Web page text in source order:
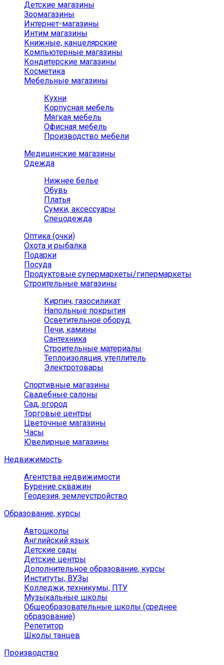
Детские магазины
Зоомагазины
Интернет-магазины
Интим магазины
Книжные, канцелярские
Компьютерные магазины
Кондитерские магазины
Косметика
Мебельные магазины
Кухни
Корпусная мебель
Мягкая мебель
Офисная мебель
Производство мебели
Медицинские магазины
Одежда
Нижнее белье
Обувь
Платья
Сумки, аксессуары
Спецодежда
Оптика (очки)
Охота и рыбалка
Подарки
Посуда
Продуктовые супермаркеты/гипермаркеты
Строительные магазины
Кирпич, газосиликат
Напольные покрытия
Осветительное оборуд.
Печи, камины
Сантехника
Строительные материалы
Теплоизоляция, утеплитель
Электротовары
Спортивные магазины
Свадебные салоны
Сад, огород
Торговые центры
Цветочные магазины
Часы
Ювелирные магазины
Недвижимость
Агентства недвижимости
Бурение скважин
Геодезия, землеустройство
Образование, курсы
Автошколы
Английский язык
Детские сады
Детские центры
Дополнительное образование, курсы
Институты, ВУЗы
Колледжи, техникумы, ПТУ
Музыкальные школы
Общеобразовательные школы (среднее
образование)
Репетитор
Школы танцев
Производство